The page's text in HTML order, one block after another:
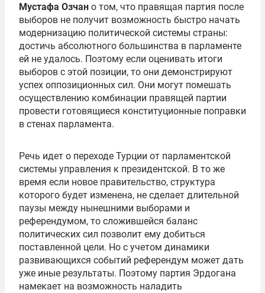
Мустафа Озчан о том, что правящая партия после
выборов не получит возможность быстро начать
модернизацию политической системы страны:
достичь абсолютного большинства в парламенте
ей не удалось. Поэтому если оценивать итоги
выборов с этой позиции, то они демонстрируют
успех оппозиционных сил. Они могут помешать
осуществлению комбинации правящей партии
провести готовящиеся конституционные поправки
в стенах парламента.
Речь идет о переходе Турции от парламентской
системы управления к президентской. В то же
время если новое правительство, структура
которого будет изменена, не сделает длительной
паузы между нынешними выборами и
референдумом, то сложившейся баланс
политических сил позволит ему добиться
поставленной цели. Но с учетом динамики
развивающихся событий референдум может дать
уже иные результаты. Поэтому партия Эрдогана
намекает на возможность наладить